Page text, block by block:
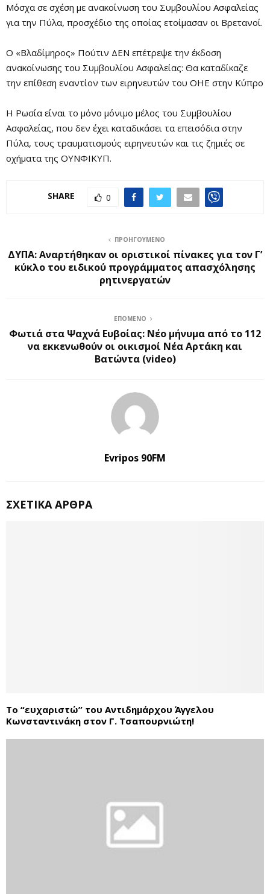
Μόσχα σε σχέση με ανακοίνωση του Συμβουλίου Ασφαλείας
για την Πύλα, προσχέδιο της οποίας ετοίμασαν οι Βρετανοί.
Ο «Βλαδίμηρος» Πούτιν ΔΕΝ επέτρεψε την έκδοση
ανακοίνωσης του Συμβουλίου Ασφαλείας: Θα καταδίκαζε
την επίθεση εναντίον των ειρηνευτών του ΟΗΕ στην Κύπρο
Η Ρωσία είναι το μόνο μόνιμο μέλος του Συμβουλίου
Ασφαλείας, που δεν έχει καταδικάσει τα επεισόδια στην
Πύλα, τους τραυματισμούς ειρηνευτών και τις ζημιές σε
οχήματα της ΟΥΝΦΙΚΥΠ.
SHARE 0
ΠΡΟΗΓΟΎΜΕΝΟ
ΔΥΠΑ: Αναρτήθηκαν οι οριστικοί πίνακες για τον Γ’
κύκλο του ειδικού προγράμματος απασχόλησης
ρητινεργατών
ΕΠΌΜΕΝΟ
Φωτιά στα Ψαχνά Ευβοίας: Νέο μήνυμα από το 112
να εκκενωθούν οι οικισμοί Νέα Αρτάκη και
Βατώντα (video)
Evripos 90FM
ΣΧΕΤΙΚΆ ΆΡΘΡΑ
Το “ευχαριστώ” του Αντιδημάρχου Άγγελου
Κωνσταντινάκη στον Γ. Τσαπουρνιώτη!